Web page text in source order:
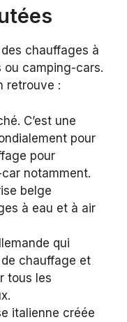
chauffages à
ou camping-cars.
retrouve :
C’est une
pour
pour
notamment.
belge
à eau et à air
qui
chauffage et
tous les
italienne créée